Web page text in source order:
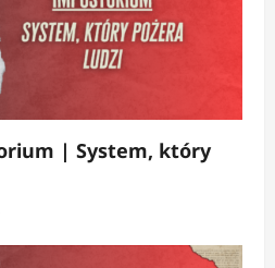
| System, który